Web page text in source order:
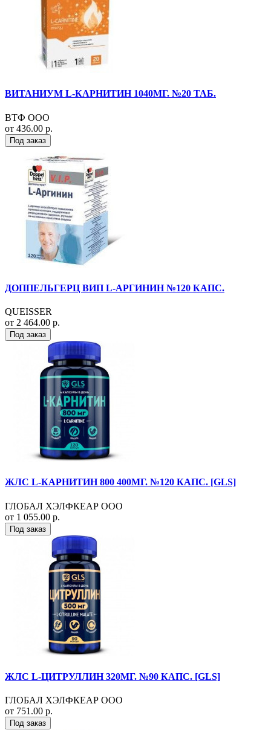
ВИТАНИУМ L-КАРНИТИН 1040МГ. №20 ТАБ.
ВТФ ООО
от 436.00 р.
Под заказ
ДОППЕЛЬГЕРЦ ВИП L-АРГИНИН №120 КАПС.
QUEISSER
от 2 464.00 р.
Под заказ
ЖЛС L-КАРНИТИН 800 400МГ. №120 КАПС. [GLS]
ГЛОБАЛ ХЭЛФКЕАР ООО
от 1 055.00 р.
Под заказ
ЖЛС L-ЦИТРУЛЛИН 320МГ. №90 КАПС. [GLS]
ГЛОБАЛ ХЭЛФКЕАР ООО
от 751.00 р.
Под заказ